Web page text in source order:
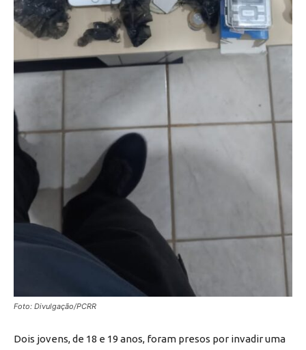
Foto: Divulgação/PCRR
Dois jovens, de 18 e 19 anos, foram presos por invadir uma